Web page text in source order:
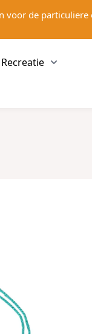
voor de particuliere
category
submenu for
Recreatie
Show
in Huis category